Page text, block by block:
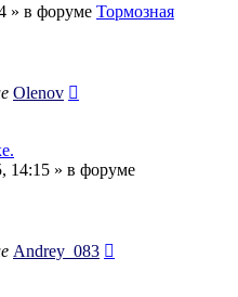
» в форуме Тормозная
Olenov
14:15 » в форуме
Andrey_083